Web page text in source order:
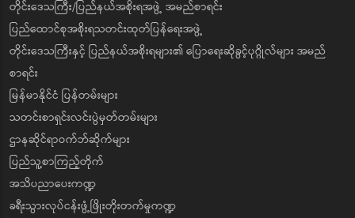
တိုင်းဒေသကြီး/ပြည်နယ်အစိုးရအဖွဲ့ အမည်စာရင်း
ပြည်ထောင်စုအစိုးရသတင်းထုတ်ပြန်ရေးအဖွဲ့
တိုင်းဒေသကြီးနှင့် ပြည်နယ်အစိုးရများ၏ ပြောရေးဆိုခွင့်ပုဂ္ဂိုလ်များ အမည်
စာရင်း
မြန်မာနိုင်ငံ ပြန်တမ်းများ
သတင်းစာရှင်းလင်းပွဲမှတ်တမ်းများ
ဌာနဆိုင်ရာဝက်ဘ်ဆိုက်များ
ပြည်သူ့စာကြည့်တိုက်
အသိပညာပေးကဏ္ဍ
ခရီးသွားလုပ်ငန်းဖွံ့ဖြိုးတိုးတက်မှုကဏ္ဍ